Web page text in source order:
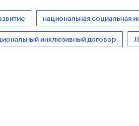
национальная социальная
инклюзивный договор